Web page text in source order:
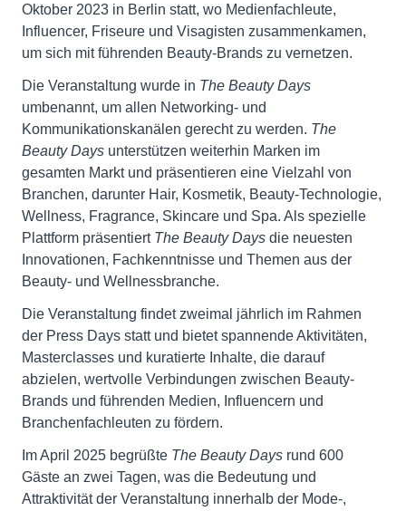
Oktober 2023 in Berlin statt, wo Medienfachleute,
Influencer, Friseure und Visagisten zusammenkamen,
um sich mit führenden Beauty-Brands zu vernetzen.
Die Veranstaltung wurde in The Beauty Days
umbenannt, um allen Networking- und
Kommunikationskanälen gerecht zu werden. The
Beauty Days unterstützen weiterhin Marken im
gesamten Markt und präsentieren eine Vielzahl von
Branchen, darunter Hair, Kosmetik, Beauty-Technologie,
Wellness, Fragrance, Skincare und Spa. Als spezielle
Plattform präsentiert The Beauty Days die neuesten
Innovationen, Fachkenntnisse und Themen aus der
Beauty- und Wellnessbranche.
Die Veranstaltung findet zweimal jährlich im Rahmen
der Press Days statt und bietet spannende Aktivitäten,
Masterclasses und kuratierte Inhalte, die darauf
abzielen, wertvolle Verbindungen zwischen Beauty-
Brands und führenden Medien, Influencern und
Branchenfachleuten zu fördern.
Im April 2025 begrüßte The Beauty Days rund 600
Gäste an zwei Tagen, was die Bedeutung und
Attraktivität der Veranstaltung innerhalb der Mode-,